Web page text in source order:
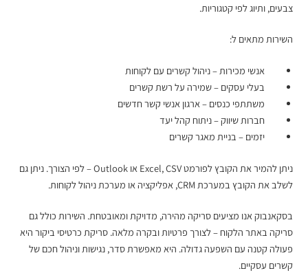
צבעים, ותיוג לפי קטגוריות.
השירות מתאים ל:
אנשי מכירות – ניהול קשרים עם לקוחות
בעלי עסקים – שמירה על רשת קשרים
משתתפי כנסים – ארגון אנשי קשר חדשים
חברות שיווק – ניתוח קהל יעד
יזמים – בניית מאגר קשרים
ניתן להמיר את הקובץ לפורמט Excel, CSV או Outlook – לפי הצורך. ניתן גם
לשלב את הקובץ במערכת CRM, אפליקציה או מערכת ניהול לקוחות.
בסקאנבוק אנו מציעים סריקה מהירה, מדויקת ומאובטחת. השירות כולל גם
סריקה באתר הלקוח – לצורך פרטיות ובקרה מלאה. סריקת כרטיסי ביקור היא
פעולה קטנה עם השפעה גדולה. היא מאפשרת סדר, נגישות וניהול חכם של
קשרים עסקיים.